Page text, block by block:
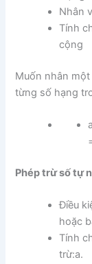
Nhân
Tính
cộng
Muốn nhân
từng số hạng
Phép trừ số tự
Điều
hoặc
Tính
trừ:a.